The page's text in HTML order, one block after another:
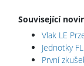
Související
Vlak LE
Jednotky
První